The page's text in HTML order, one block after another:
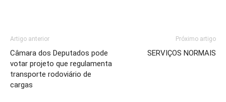
Artigo anterior
Câmara dos Deputados pode
votar projeto que regulamenta
transporte rodoviário de
cargas
Próximo artigo
SERVIÇOS NORMAIS